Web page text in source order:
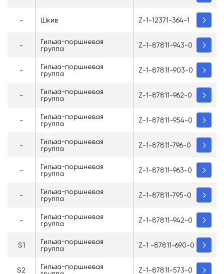
- Шкив Z-1-12371-364-1
-
Гильза-поршневая
группа
Z-1-87811-943-0
-
Гильза-поршневая
группа
Z-1-87811-903-0
-
Гильза-поршневая
группа
Z-1-87811-962-0
-
Гильза-поршневая
группа
Z-1-87811-954-0
-
Гильза-поршневая
группа
Z-1-87811-796-0
-
Гильза-поршневая
группа
Z-1-87811-963-0
-
Гильза-поршневая
группа
Z-1-87811-795-0
-
Гильза-поршневая
группа
Z-1-87811-942-0
S1
Гильза-поршневая
группа
Z-1 -87811-690-0
S2
Гильза-поршневая
Z-1-87811-573-0